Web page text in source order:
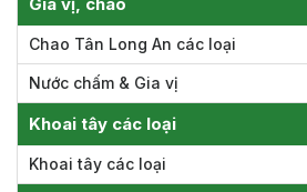
Chao Tân Long An các loại
Nước chấm & Gia vị
Khoai tây các loại
Khoai tây các loại